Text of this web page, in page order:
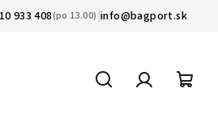
933 408(po 13.00) info@bagport.sk